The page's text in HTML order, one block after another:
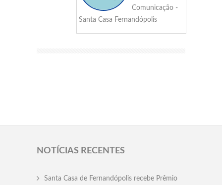
Comunicação -
Santa Casa Fernandópolis
NOTÍCIAS RECENTES
Santa Casa de Fernandópolis recebe Prêmio